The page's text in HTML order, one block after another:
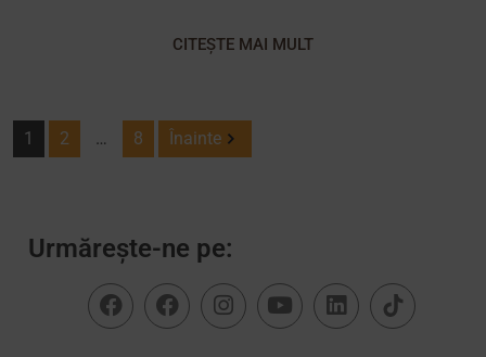
CITEȘTE MAI MULT
1 2 … 8 Înainte
Urmărește-ne pe: